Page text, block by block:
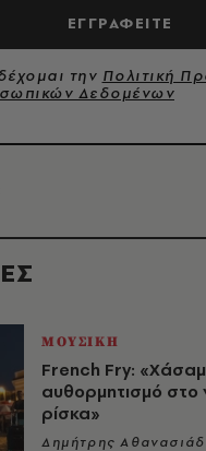
ΜΟΥΣΙΚΗ
French Fry:
αυθορμητισμό στο
ρίσκα»
Δημήτρης
ΕΓΓΡΑΦΕΙΤΕ
την Πολιτική
Δεδομένων